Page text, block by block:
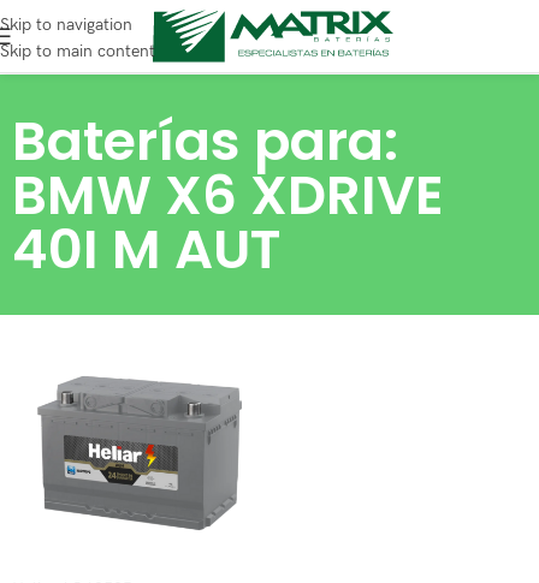
Skip to navigation
Skip to main content
Baterías para:
BMW X6 XDRIVE
40I M AUT